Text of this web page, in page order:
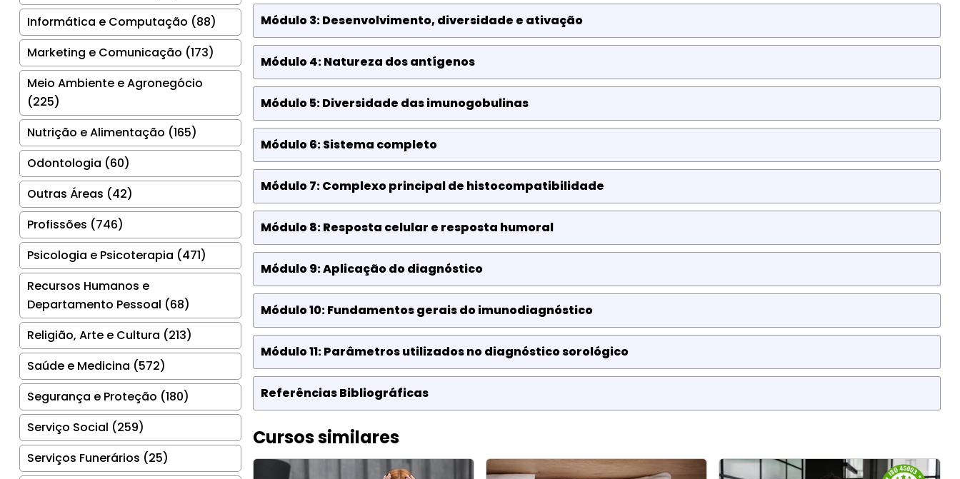
Informática e Computação (88)
Marketing e Comunicação (173)
Meio Ambiente e Agronegócio
(225)
Nutrição e Alimentação (165)
Odontologia (60)
Outras Áreas (42)
Profissões (746)
Psicologia e Psicoterapia (471)
Recursos Humanos e
Departamento Pessoal (68)
Religião, Arte e Cultura (213)
Saúde e Medicina (572)
Segurança e Proteção (180)
Serviço Social (259)
Serviços Funerários (25)
Módulo 3: Desenvolvimento, diversidade e ativação
Módulo 4: Natureza dos antígenos
Módulo 5: Diversidade das imunogobulinas
Módulo 6: Sistema completo
Módulo 7: Complexo principal de histocompatibilidade
Módulo 8: Resposta celular e resposta humoral
Módulo 9: Aplicação do diagnóstico
Módulo 10: Fundamentos gerais do imunodiagnóstico
Módulo 11: Parâmetros utilizados no diagnóstico sorológico
Referências Bibliográficas
Cursos similares